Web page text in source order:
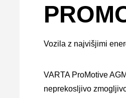
slikami
Vozila z najvišjimi
VARTA ProMotive
neprekosljivo